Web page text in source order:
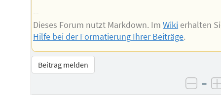
--
Dieses Forum nutzt Markdown. ImWiki erhalten
Hilfe bei der Formatierung Ihrer Beiträge.
Beitrag melden
–